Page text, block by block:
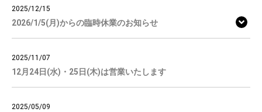
2025/12/15
2026/1/5(月)からの臨時休業のお知らせ
2025/11/07
12月24日(水)・25日(木)は営業いたします
2025/05/09